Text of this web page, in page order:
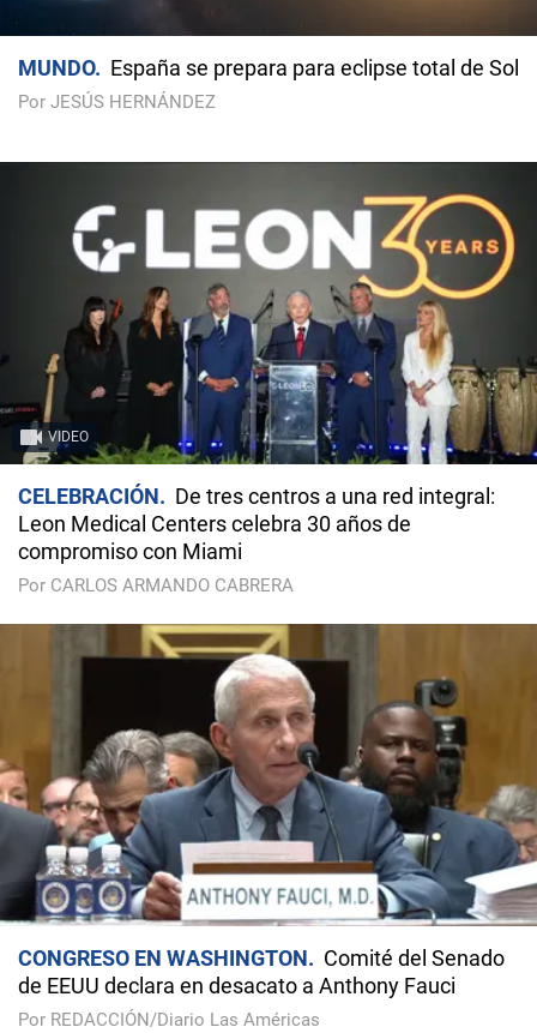
MUNDO España se prepara para eclipse total de Sol
Por JESÚS HERNÁNDEZ
VIDEO
CELEBRACIÓN
De tres centros a una red integral:
Leon Medical Centers celebra 30 años de
compromiso con Miami
Por CARLOS ARMANDO CABRERA
CONGRESO EN WASHINGTON
Comité del Senado
de EEUU declara en desacato a Anthony Fauci
Por REDACCIÓN/Diario Las Américas